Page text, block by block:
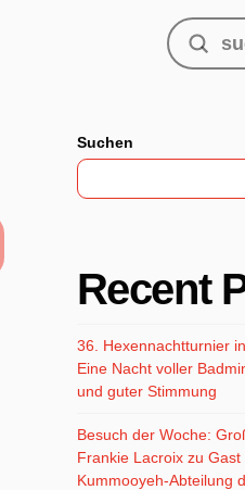
Search
Suchen
Recent
36. Hexennachtturnier
Eine Nacht voller
und guter Stimmung
Besuch der Woche:
Frankie Lacroix zu Gast
Kummooyeh-Abteilung